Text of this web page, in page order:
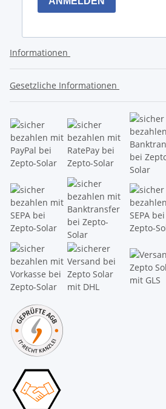
Informationen
Gesetzliche Informationen